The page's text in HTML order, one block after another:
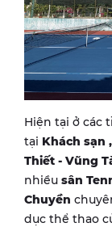
Hiện tại ở các
tại Khách sạn
Thiết - Vũng
nhiều sân
Chuyền
dục thể thao